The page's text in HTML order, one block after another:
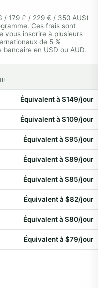
/ 179 £ / 229 € / 350 AU$)
Ces frais sont
vous inscrire à plusieurs
de 5 %
en USD ou AUD.
Équivalent à $149/jour
Équivalent à $109/jour
Équivalent à $95/jour
Équivalent à $89/jour
Équivalent à $85/jour
Équivalent à $82/jour
Équivalent à $80/jour
Équivalent à $79/jour